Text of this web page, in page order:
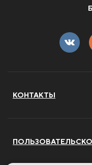
КОНТАКТЫ